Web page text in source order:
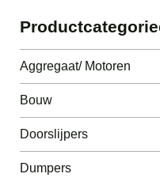
Aggregaat/ Motoren
Bouw
Doorslijpers
Dumpers